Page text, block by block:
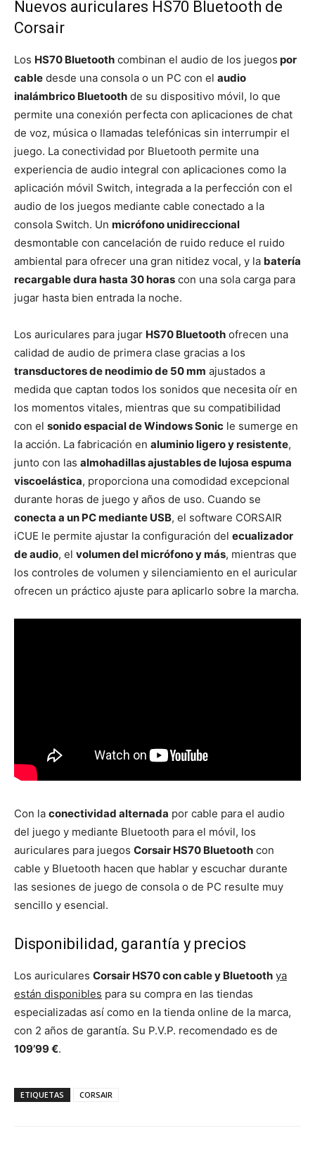
Nuevos auriculares HS70 Bluetooth de
Corsair
Los HS70 Bluetooth combinan el audio de los juegos por
cable desde una consola o un PC con el audio
inalámbrico Bluetooth de su dispositivo móvil, lo que
permite una conexión perfecta con aplicaciones de chat
de voz, música o llamadas telefónicas sin interrumpir el
juego. La conectividad por Bluetooth permite una
experiencia de audio integral con aplicaciones como la
aplicación móvil Switch, integrada a la perfección con el
audio de los juegos mediante cable conectado a la
consola Switch. Un micrófono unidireccional
desmontable con cancelación de ruido reduce el ruido
ambiental para ofrecer una gran nitidez vocal, y la batería
recargable dura hasta 30 horas con una sola carga para
jugar hasta bien entrada la noche.
Los auriculares para jugar HS70 Bluetooth ofrecen una
calidad de audio de primera clase gracias a los
transductores de neodimio de 50 mm ajustados a
medida que captan todos los sonidos que necesita oír en
los momentos vitales, mientras que su compatibilidad
con el sonido espacial de Windows Sonic le sumerge en
la acción. La fabricación en aluminio ligero y resistente,
junto con las almohadillas ajustables de lujosa espuma
viscoelástica, proporciona una comodidad excepcional
durante horas de juego y años de uso. Cuando se
conecta a un PC mediante USB, el software CORSAIR
iCUE le permite ajustar la configuración del ecualizador
de audio, el volumen del micrófono y más, mientras que
los controles de volumen y silenciamiento en el auricular
ofrecen un práctico ajuste para aplicarlo sobre la marcha.
Con la conectividad alternada por cable para el audio
del juego y mediante Bluetooth para el móvil, los
auriculares para juegos Corsair HS70 Bluetooth con
cable y Bluetooth hacen que hablar y escuchar durante
las sesiones de juego de consola o de PC resulte muy
sencillo y esencial.
Disponibilidad, garantía y precios
Los auriculares Corsair HS70 con cable y Bluetooth ya
están disponibles para su compra en las tiendas
especializadas así como en la tienda online de la marca,
con 2 años de garantía. Su P.V.P. recomendado es de
109’99 €.
ETIQUETAS CORSAIR